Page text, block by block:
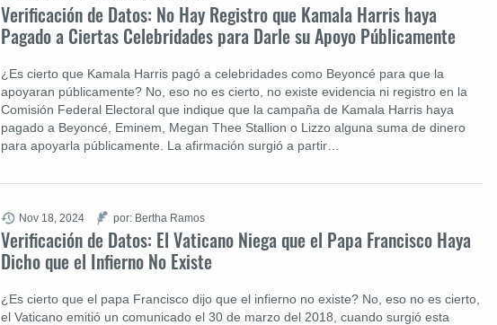
Verificación de Datos: No Hay Registro que Kamala Harris haya
Pagado a Ciertas Celebridades para Darle su Apoyo Públicamente
¿Es cierto que Kamala Harris pagó a celebridades como Beyoncé para que la
apoyaran públicamente? No, eso no es cierto, no existe evidencia ni registro en la
Comisión Federal Electoral que indique que la campaña de Kamala Harris haya
pagado a Beyoncé, Eminem, Megan Thee Stallion o Lizzo alguna suma de dinero
para apoyarla públicamente. La afirmación surgió a partir…
Verificación de Datos: El Vaticano Niega que el Papa Francisco Haya
Dicho que el Infierno No Existe
¿Es cierto que el papa Francisco dijo que el infierno no existe? No, eso no es cierto,
el Vaticano emitió un comunicado el 30 de marzo del 2018, cuando surgió esta
Nov 18, 2024 por: Bertha Ramos